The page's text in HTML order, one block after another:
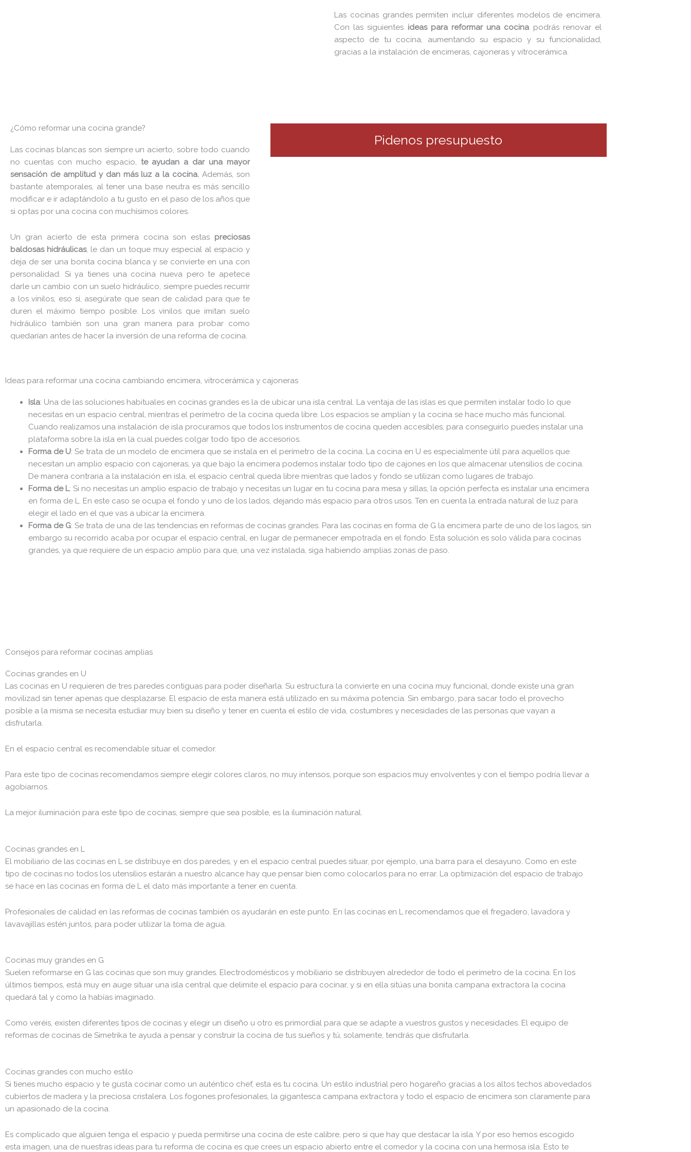
Las cocinas grandes permiten incluir diferentes modelos de encimera.
Con las siguientes ideas para reformar una cocina podrás renovar el
aspecto de tu cocina, aumentando su espacio y su funcionalidad,
gracias a la instalación de encimeras, cajoneras y vitrocerámica.
¿Cómo reformar una cocina grande?
Las cocinas blancas son siempre un acierto, sobre todo cuando
no cuentas con mucho espacio,
te ayudan a dar una mayor
sensación de amplitud y dan más luz a la cocina. Además, son
bastante atemporales, al tener una base neutra es más sencillo
modificar e ir adaptándolo a tu gusto en el paso de los años que
si optas por una cocina con muchísimos colores.
Un gran acierto de esta primera cocina son estas preciosas
baldosas hidráulicas, le dan un toque muy especial al espacio y
deja de ser una bonita cocina blanca y se convierte en una con
personalidad. Si ya tienes una cocina nueva pero te apetece
darle un cambio con un suelo hidráulico, siempre puedes recurrir
a los vinilos, eso sí, asegúrate que sean de calidad para que te
duren el máximo tiempo posible. Los vinilos que imitan suelo
hidráulico también son una gran manera para probar como
quedarían antes de hacer la inversión de una reforma de cocina.
Pidenos presupuesto
Ideas para reformar una cocina cambiando encimera, vitrocerámica y cajoneras
Isla: Una de las soluciones habituales en cocinas grandes es la de ubicar una isla central. La ventaja de las islas es que permiten instalar todo lo que
necesitas en un espacio central, mientras el perímetro de la cocina queda libre. Los espacios se amplían y la cocina se hace mucho más funcional.
Cuando realizamos una instalación de isla procuramos que todos los instrumentos de cocina queden accesibles, para conseguirlo puedes instalar una
plataforma sobre la isla en la cual puedes colgar todo tipo de accesorios.
Forma de U: Se trata de un modelo de encimera que se instala en el perímetro de la cocina. La cocina en U es especialmente útil para aquellos que
necesitan un amplio espacio con cajoneras, ya que bajo la encimera podemos instalar todo tipo de cajones en los que almacenar utensilios de cocina.
De manera contraria a la instalación en isla, el espacio central queda libre mientras que lados y fondo se utilizan como lugares de trabajo.
Forma de L: Si no necesitas un amplio espacio de trabajo y necesitas un lugar en tu cocina para mesa y sillas, la opción perfecta es instalar una encimera
en forma de L. En este caso se ocupa el fondo y uno de los lados, dejando más espacio para otros usos. Ten en cuenta la entrada natural de luz para
elegir el lado en el que vas a ubicar la encimera.
Forma de G: Se trata de una de las tendencias en reformas de cocinas grandes. Para las cocinas en forma de G la encimera parte de uno de los lagos, sin
embargo su recorrido acaba por ocupar el espacio central, en lugar de permanecer empotrada en el fondo. Esta solución es solo válida para cocinas
grandes, ya que requiere de un espacio amplio para que, una vez instalada, siga habiendo amplias zonas de paso.
Consejos para reformar cocinas amplias
Cocinas grandes en U
Las cocinas en U requieren de tres paredes contiguas para poder diseñarla. Su estructura la convierte en una cocina muy funcional, donde existe una gran
movilizad sin tener apenas que desplazarse. El espacio de esta manera está utilizado en su máxima potencia. Sin embargo, para sacar todo el provecho
posible a la misma se necesita estudiar muy bien su diseño y tener en cuenta el estilo de vida, costumbres y necesidades de las personas que vayan a
disfrutarla.
En el espacio central es recomendable situar el comedor.
Para este tipo de cocinas recomendamos siempre elegir colores claros, no muy intensos, porque son espacios muy envolventes y con el tiempo podría llevar a
agobiarnos.
La mejor iluminación para este tipo de cocinas, siempre que sea posible, es la iluminación natural.
Cocinas grandes en L
El mobiliario de las cocinas en L se distribuye en dos paredes, y en el espacio central puedes situar, por ejemplo, una barra para el desayuno. Como en este
tipo de cocinas no todos los utensilios estarán a nuestro alcance hay que pensar bien como colocarlos para no errar. La optimización del espacio de trabajo
se hace en las cocinas en forma de L el dato más importante a tener en cuenta.
Profesionales de calidad en las reformas de cocinas también os ayudarán en este punto. En las cocinas en L recomendamos que el fregadero, lavadora y
lavavajillas estén juntos, para poder utilizar la toma de agua.
Cocinas muy grandes en G
Suelen reformarse en G las cocinas que son muy grandes. Electrodomésticos y mobiliario se distribuyen alrededor de todo el perímetro de la cocina. En los
últimos tiempos, está muy en auge situar una isla central que delimite el espacio para cocinar, y si en ella sitúas una bonita campana extractora la cocina
quedará tal y como la habías imaginado.
Como veréis, existen diferentes tipos de cocinas y elegir un diseño u otro es primordial para que se adapte a vuestros gustos y necesidades. El equipo de
reformas de cocinas de Simetrika te ayuda a pensar y construir la cocina de tus sueños y tú, solamente, tendrás que disfrutarla.
Cocinas grandes con mucho estilo
Si tienes mucho espacio y te gusta cocinar como un auténtico chef, esta es tu cocina. Un estilo industrial pero hogareño gracias a los altos techos abovedados
cubiertos de madera y la preciosa cristalera. Los fogones profesionales, la gigantesca campana extractora y todo el espacio de encimera son claramente para
un apasionado de la cocina.
Es complicado que alguien tenga el espacio y pueda permitirse una cocina de este calibre, pero si que hay que destacar la isla. Y por eso hemos escogido
esta imagen, una de nuestras ideas para tu reforma de cocina es que crees un espacio abierto entre el comedor y la cocina con una hermosa isla. Esto te